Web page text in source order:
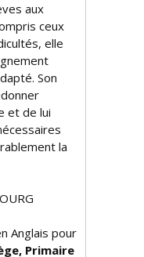
aux
ceux
elle
Son
et de lui
la
Anglais pour
Primaire